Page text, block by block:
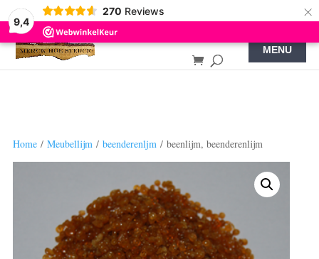
9,4
270 Reviews ×
Home/ Meubellijm/ beenderenljm/ beenlijm, beenderenlijm